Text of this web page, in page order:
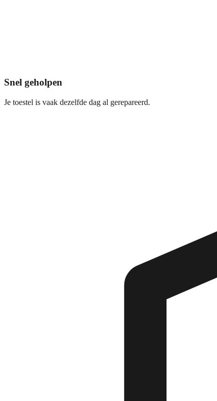
Snel geholpen
Je toestel is vaak dezelfde dag al gerepareerd.